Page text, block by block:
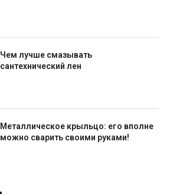
Чем лучше смазывать
сантехнический лен
Металлическое крыльцо: его вполне
можно сварить своими руками!